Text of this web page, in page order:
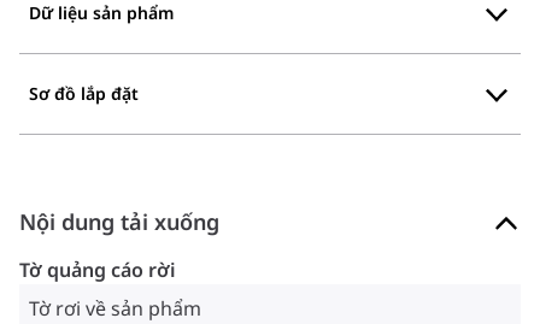
Dữ liệu sản phẩm
Sơ đồ lắp đặt
Nội dung tải xuống
Tờ quảng cáo rời
Tờ rơi về sản phẩm